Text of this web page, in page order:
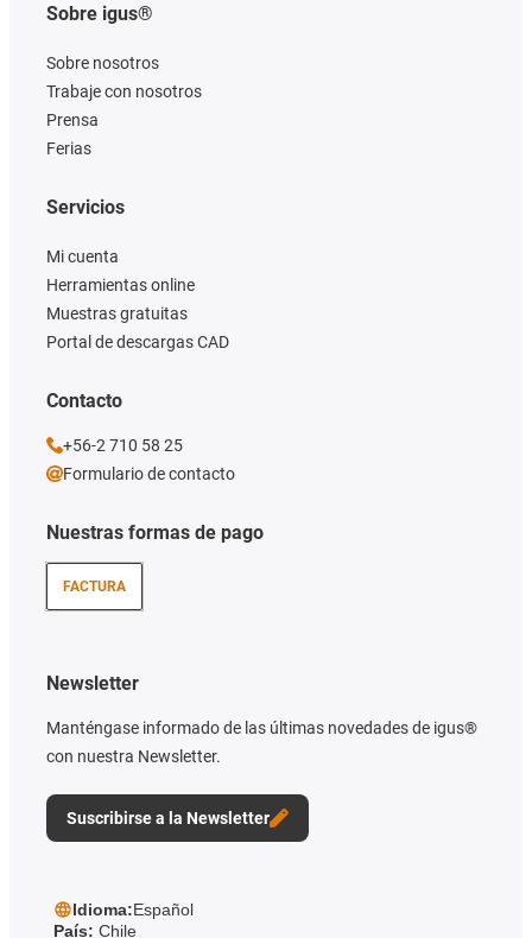
Sobre igus®
Sobre nosotros
Trabaje con nosotros
Prensa
Ferias
Nuestras formas de pago
FACTURA
Servicios
Mi cuenta
Herramientas online
Muestras gratuitas
Portal de descargas CAD
Newsletter
Manténgase informado de las últimas novedades de igus®
con nuestra Newsletter.
Suscribirse a la Newsletter
Contacto
+56-2 710 58 25
Formulario de contacto
Idioma:Español
País: Chile